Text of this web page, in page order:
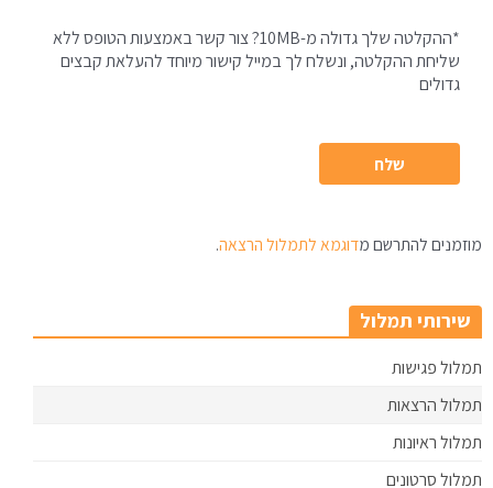
שירותי תמלול
תמלול פגישות
תמלול הרצאות
תמלול ראיונות
תמלול סרטונים
*ההקלטה שלך גדולה מ-10MB? צור קשר באמצעות הטופס ללא
שליחת ההקלטה, ונשלח לך במייל קישור מיוחד להעלאת קבצים
גדולים
מוזמנים להתרשם מ דוגמא לתמלול הרצאה.